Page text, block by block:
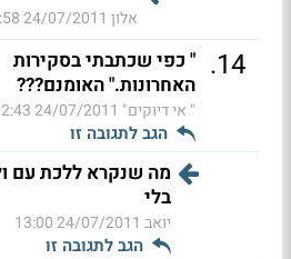
אלון 24/07/2011 13:58
14
. " כפי שכתבתי בסקירות
האחרונות." האומנם???
" אי דיוקים" 24/07/2011 12:43
הגב לתגובה זו
מה שנקרא ללכת עם
בלי
יואב 24/07/2011 13:00
הגב לתגובה זו